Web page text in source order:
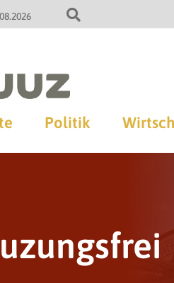
Politik